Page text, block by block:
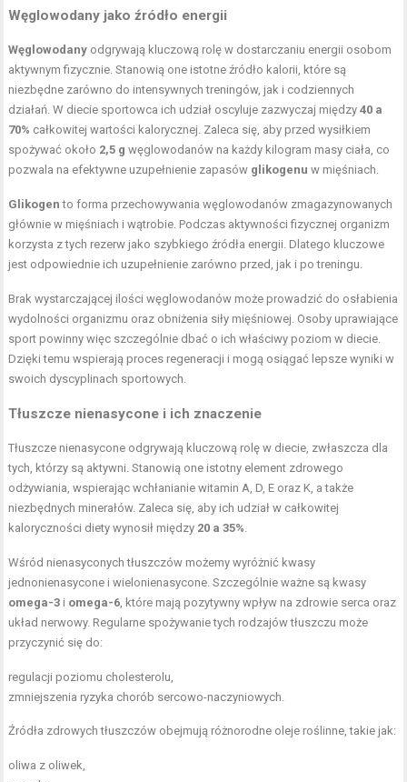
Węglowodany jako źródło energii
Węglowodany odgrywają kluczową rolę w dostarczaniu energii osobom
aktywnym fizycznie. Stanowią one istotne źródło kalorii, które są
niezbędne zarówno do intensywnych treningów, jak i codziennych
działań. W diecie sportowca ich udział oscyluje zazwyczaj między40 a
70% całkowitej wartości kalorycznej. Zaleca się, aby przed wysiłkiem
spożywać około 2,5 g węglowodanów na każdy kilogram masy ciała, co
pozwala na efektywne uzupełnienie zapasów glikogenu w mięśniach.
Glikogen to forma przechowywania węglowodanów zmagazynowanych
głównie w mięśniach i wątrobie. Podczas aktywności fizycznej organizm
korzysta z tych rezerw jako szybkiego źródła energii. Dlatego kluczowe
jest odpowiednie ich uzupełnienie zarówno przed, jak i po treningu.
Brak wystarczającej ilości węglowodanów może prowadzić do osłabienia
wydolności organizmu oraz obniżenia siły mięśniowej. Osoby uprawiające
sport powinny więc szczególnie dbać o ich właściwy poziom w diecie.
Dzięki temu wspierają proces regeneracji i mogą osiągać lepsze wyniki w
swoich dyscyplinach sportowych.
Tłuszcze nienasycone i ich znaczenie
Tłuszcze nienasycone odgrywają kluczową rolę w diecie, zwłaszcza dla
tych, którzy są aktywni. Stanowią one istotny element zdrowego
odżywiania, wspierając wchłanianie witamin A, D, E oraz K, a także
niezbędnych minerałów. Zaleca się, aby ich udział w całkowitej
kaloryczności diety wynosił między 20 a 35%.
Wśród nienasyconych tłuszczów możemy wyróżnić kwasy
jednonienasycone i wielonienasycone. Szczególnie ważne są kwasy
omega-3 i omega-6, które mają pozytywny wpływ na zdrowie serca oraz
układ nerwowy. Regularne spożywanie tych rodzajów tłuszczu może
przyczynić się do:
regulacji poziomu cholesterolu,
zmniejszenia ryzyka chorób sercowo-naczyniowych.
Źródła zdrowych tłuszczów obejmują różnorodne oleje roślinne, takie jak:
oliwa z oliwek,